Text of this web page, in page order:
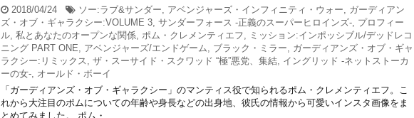
2018/04/24 ソー:ラブ&サンダー, アベンジャーズ・インフィニティ・ウォー, ガーディアン
ズ・オブ・ギャラクシー:VOLUME 3, サンダーフォース -正義のスーパーヒロインズ-, プロフィー
ル, 私とあなたのオープンな関係, ポム・クレメンティエフ, ミッション:インポッシブル/デッドレコ
ニング PART ONE, アベンジャーズ/エンドゲーム, ブラック・ミラー, ガーディアンズ・オブ・ギャ
ラクシー:リミックス, ザ・スーサイド・スクワッド “極”悪党、集結, イングリッド -ネットストーカ
ーの女-, オールド・ボーイ
「ガーディアンズ・オブ・ギャラクシー」のマンティス役で知られるポム・クレメンティエフ。こ
れから大注目のポムについての年齢や身長などの出身地、彼氏の情報から可愛いインスタ画像をま
とめてみました。 ポム・ ...